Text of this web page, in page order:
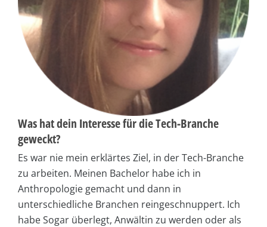
Was hat dein Interesse für die Tech-Branche
geweckt?
Es war nie mein erklärtes Ziel, in der Tech-Branche
zu arbeiten. Meinen Bachelor habe ich in
Anthropologie gemacht und dann in
unterschiedliche Branchen reingeschnuppert. Ich
habe Sogar überlegt, Anwältin zu werden oder als